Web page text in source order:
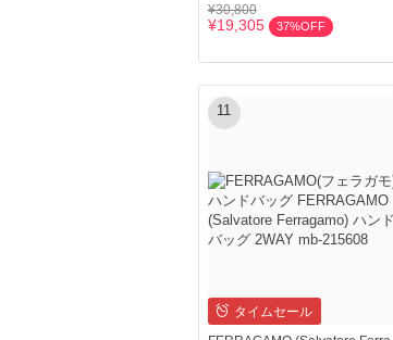
¥30,800
¥19,305 37%OFF
11
タイムセール